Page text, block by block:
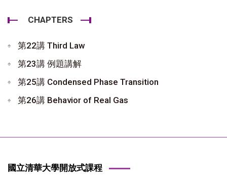
CHAPTERS
第22講 Third Law
第23講 例題講解
第25講 Condensed Phase Transition
第26講 Behavior of Real Gas
國立清華大學開放式課程